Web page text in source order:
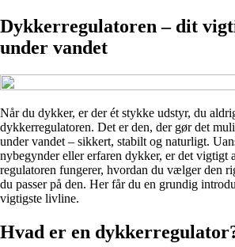
Dykkerregulatoren – dit
under vandet
Når du dykker, er der ét stykke udstyr, du
dykkerregulatoren. Det er den, der gør det
under vandet – sikkert, stabilt og naturligt.
nybegynder eller erfaren dykker, er det vigtigt
regulatoren fungerer, hvordan du vælger den
du passer på den. Her får du en grundig
vigtigste livline.
Hvad er en